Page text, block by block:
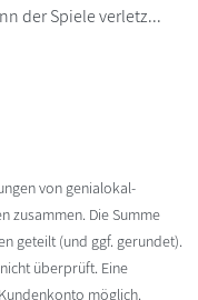
der Spiele verletz...
von genialokal-
zusammen. Die Summe
geteilt (und ggf. gerundet).
überprüft. Eine
möglich.